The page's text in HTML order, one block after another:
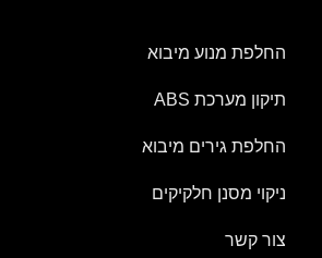
החלפת מנוע מיבוא
תיקון מערכת ABS
החלפת גירים מיבוא
ניקוי מסנן חלקיקים
צור קשר